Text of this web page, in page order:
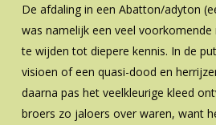
De afdaling in een Abatton/adyton
was namelijk een veel
te wijden tot diepere kennis. In de
visioen of een quasi-dood en
daarna pas het veelkleurige kleed
broers zo jaloers over waren, want